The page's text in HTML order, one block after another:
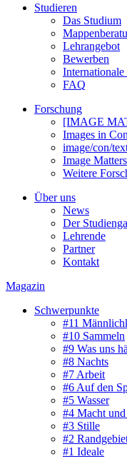
Studieren
Das Studium
Lehrangebot
Bewerben
Internationale
FAQ
Forschung
[IMAGE
Images in
image/con/
Image
Weitere
Über uns
News
Der
Lehrende
Partner
Kontakt
Magazin
Schwerpunkte
#11
#10 Sammeln
#9 Was uns
#8 Nachts
#7 Arbeit
#6 Auf den
#5 Wasser
#4 Macht
#3 Stille
#2
#1 Ideale